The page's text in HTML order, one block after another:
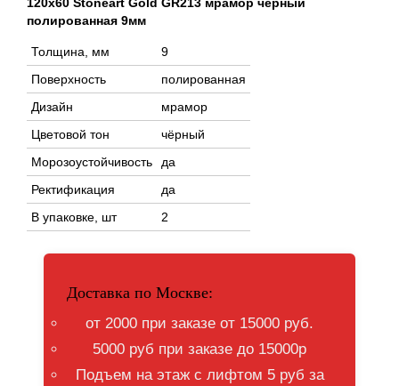
полированная 9мм
Толщина, мм
9
Поверхность
полированная
Дизайн
мрамор
Цветовой тон
чёрный
Морозоустойчивость
да
Ректификация
да
В упаковке, шт
2
Доставка по Москве:
от 2000 при заказе от 15000 руб.
5000 руб при заказе до 15000р
Подъем на этаж с лифтом 5 руб за